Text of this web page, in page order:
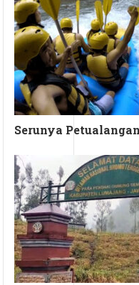
Serunya